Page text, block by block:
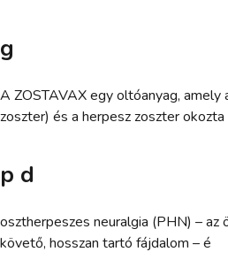
g
A ZOSTAVAX egy oltóanyag, amely
zoszter) és a herpesz zoszter okozta
p d
osztherpeszes neuralgia (PHN) –
követő, hosszan tartó fájdalom – é